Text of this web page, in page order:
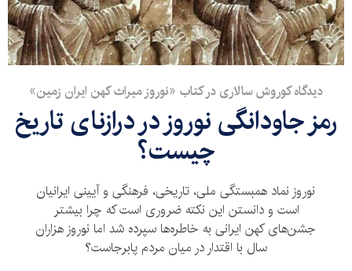
دیدگاه کوروش سالاری در کتاب «نوروز میراث کهن ایران زمین»
رمز جاودانگی نوروز در درازنای تاریخ
چیست؟
نوروز نماد همبستگی ملی، تاریخی، فرهنگی و آیینی ایرانیان
است و دانستن این نکته ضروری است که چرا بیشتر
جشن‌های كهن ایرانی به خاطره‌ها سپرده شد اما نوروز هزاران
سال با اقتدار در میان مردم پابرجاست؟